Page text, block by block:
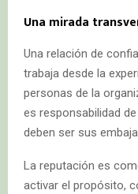
Una mirada
Una relación de
trabaja desde la
personas de la
es responsabilidad
deben ser sus
La reputación es
activar el propósito,